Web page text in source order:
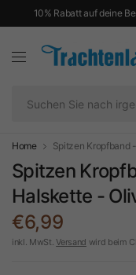
10% Rabatt auf deine
Home Spitzen Kropfband
Spitzen
Halskette -
€6,99
inkl. MwSt.Versand wird beim